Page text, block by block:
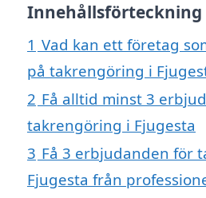
Innehållsförteckning
1 Vad kan ett företag
på takrengöring i
2 Få alltid minst 3
takrengöring i Fjugesta
3 Få 3 erbjudanden för
Fjugesta från